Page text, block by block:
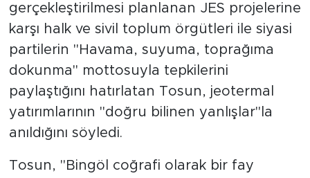
gerçekleştirilmesi planlanan JES projelerine
karşı halk ve sivil toplum örgütleri ile siyasi
partilerin "Havama, suyuma, toprağıma
dokunma" mottosuyla tepkilerini
paylaştığını hatırlatan Tosun, jeotermal
yatırımlarının "doğru bilinen yanlışlar"la
anıldığını söyledi.
Tosun, "Bingöl coğrafi olarak bir fay